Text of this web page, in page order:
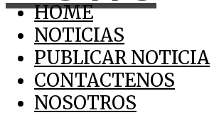
HOME
NOTICIAS
PUBLICAR NOTICIA
CONTACTENOS
NOSOTROS